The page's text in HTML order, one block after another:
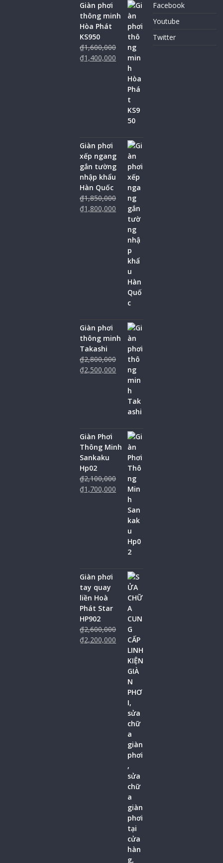
Giàn phơi
thông minh
Hòa Phát
KS950
₫1,600,000
₫1,400,000
Giàn phơi
xếp ngang
gắn tường
nhập khẩu
Hàn Quốc
₫1,850,000
₫1,800,000
Giàn phơi
thông minh
Takashi
₫2,800,000
₫2,500,000
Giàn Phơi
Thông Minh
Sankaku
Hp02
₫2,100,000
₫1,700,000
Giàn phơi
tay quay
liền Hoà
Phát Star
HP902
₫2,600,000
₫2,200,000
Facebook
Youtube
Twitter